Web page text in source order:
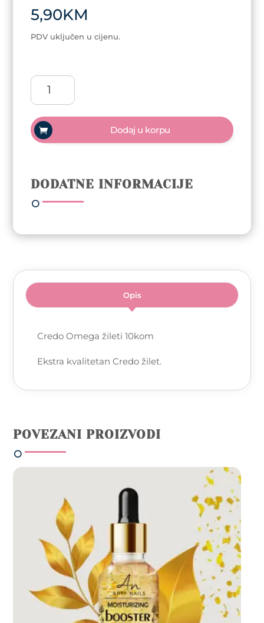
5,90KM
PDV uključen u cijenu.
Credo
Omega
žileti
10kom
količina
Dodaj u korpu
DODATNE INFORMACIJE
Opis
Credo Omega žileti 10kom
Ekstra kvalitetan Credo žilet.
POVEZANI PROIZVODI